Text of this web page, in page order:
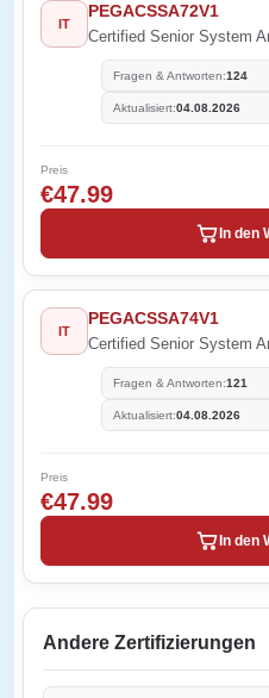
IT
PEGACSSA72V1
Certified Senior System
Fragen & Antworten:124
Aktualisiert:04.08.2026
Preis
€47.99
In den
IT
PEGACSSA74V1
Certified Senior System
Fragen & Antworten:121
Aktualisiert:04.08.2026
Preis
€47.99
In den
Andere Zertifizierungen